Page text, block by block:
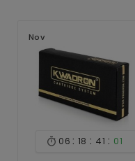
Nov
 06 : 18 : 41 : 01